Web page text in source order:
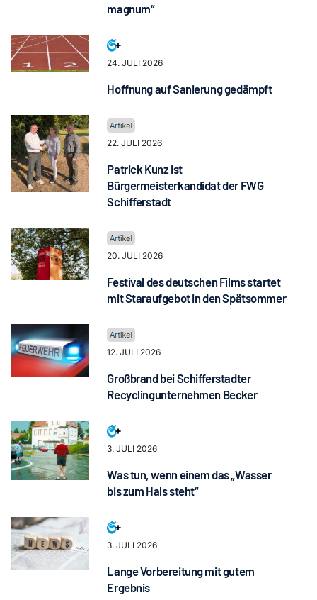
magnum“
24. JULI 2026
Hoffnung auf Sanierung gedämpft
22. JULI 2026
Patrick Kunz ist
Bürgermeisterkandidat der FWG
Schifferstadt
20. JULI 2026
Festival des deutschen Films startet
mit Staraufgebot in den Spätsommer
12. JULI 2026
Großbrand bei Schifferstadter
Recyclingunternehmen Becker
3. JULI 2026
Was tun, wenn einem das „Wasser
bis zum Hals steht“
3. JULI 2026
Lange Vorbereitung mit gutem
Ergebnis